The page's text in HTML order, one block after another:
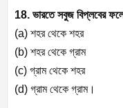
18. ভারতে সবুজ বিপ্লবের
(a) শহর থেকে শহর
(b) শহর থেকে গ্রাম
(c) গ্রাম থেকে শহর
(d) গ্রাম থেকে গ্রাম।